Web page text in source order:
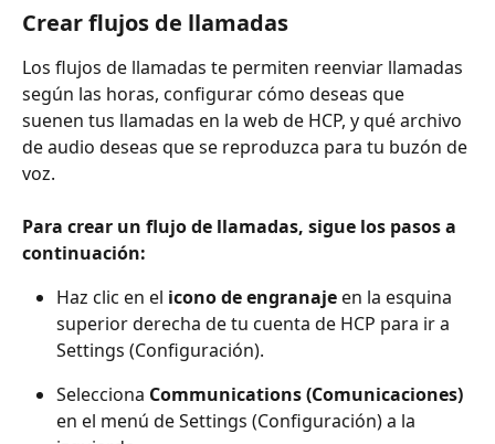
Crear flujos de llamadas
Los flujos de llamadas te permiten reenviar llamadas
según las horas, configurar cómo deseas que
suenen tus llamadas en la web de HCP, y qué archivo
de audio deseas que se reproduzca para tu buzón de
voz.
Para crear un flujo de llamadas, sigue los pasos a
continuación:
Haz clic en el icono de engranaje en la esquina
superior derecha de tu cuenta de HCP para ir a
Settings (Configuración).
Selecciona Communications (Comunicaciones)
en el menú de Settings (Configuración) a la